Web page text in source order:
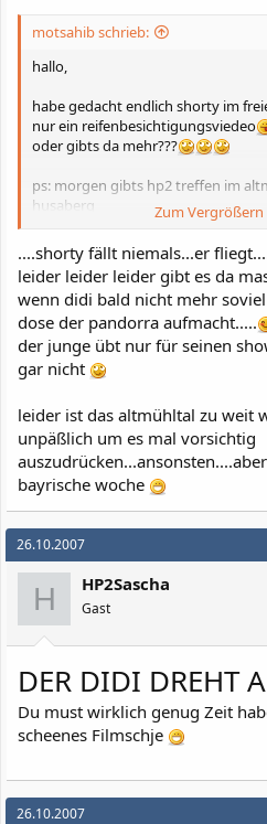
motsahib schrieb:
hallo,
habe gedacht endlich shorty im
nur ein reifenbesichtigungsviedeo
oder gibts da mehr???
ps: morgen gibts hp2 treffen im
husaberg
mfg
motsahib
Zum Vergrößern
....shorty fällt niemals...er
leider leider leider gibt es da
wenn didi bald nicht mehr
dose der pandorra aufmacht.....
der junge übt nur für seinen
gar nicht
leider ist das altmühltal zu weit
unpäßlich um es mal vorsichtig
bayrische woche
26.10.2007
H HP2Sascha
Gast
DER DIDI DREHT
Du must wirklich genug Zeit
scheenes Filmschje
26.10.2007